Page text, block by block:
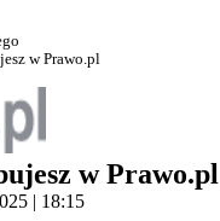
w Prawo.pl
w Prawo.pl
| 18:15